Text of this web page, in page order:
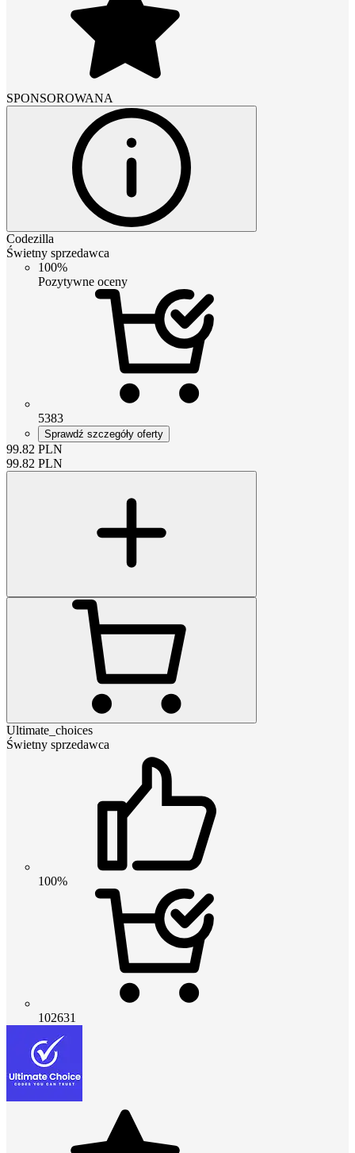
SPONSOROWANA
Codezilla
Świetny sprzedawca
100%
Pozytywne oceny
5383
Sprawdź szczegóły oferty
99.82 PLN
99.82 PLN
Ultimate_choices
Świetny sprzedawca
100%
102631